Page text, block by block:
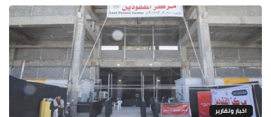
اخبار وتقارير